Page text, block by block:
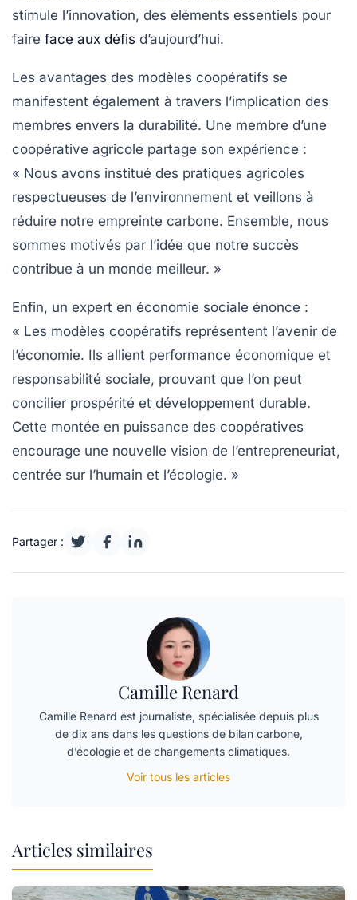
stimule l’innovation, des éléments essentiels pour
faire face aux défis d’aujourd’hui.
Les avantages des modèles coopératifs se
manifestent également à travers l’implication des
membres envers la durabilité. Une membre d’une
coopérative agricole partage son expérience :
« Nous avons institué des pratiques agricoles
respectueuses de l’environnement et veillons à
réduire notre empreinte carbone. Ensemble, nous
sommes motivés par l’idée que notre succès
contribue à un monde meilleur. »
Enfin, un expert en économie sociale énonce :
« Les modèles coopératifs représentent l’avenir de
l’économie. Ils allient performance économique et
responsabilité sociale, prouvant que l’on peut
concilier prospérité et développement durable.
Cette montée en puissance des coopératives
encourage une nouvelle vision de l’entrepreneuriat,
centrée sur l’humain et l’écologie. »
Partager :
Camille Renard
Camille Renard est journaliste, spécialisée depuis plus
de dix ans dans les questions de bilan carbone,
d’écologie et de changements climatiques.
Voir tous les articles
Articles similaires